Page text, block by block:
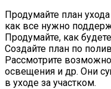
Продумайте план
как все нужно
Продумайте, как
Создайте план по
Рассмотрите
освещения и др. Они
в уходе за участком.